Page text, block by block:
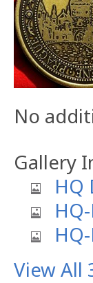
No
Gallery
HQ
View All